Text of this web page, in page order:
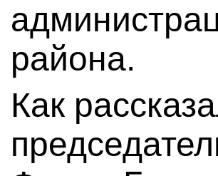
района.
Как